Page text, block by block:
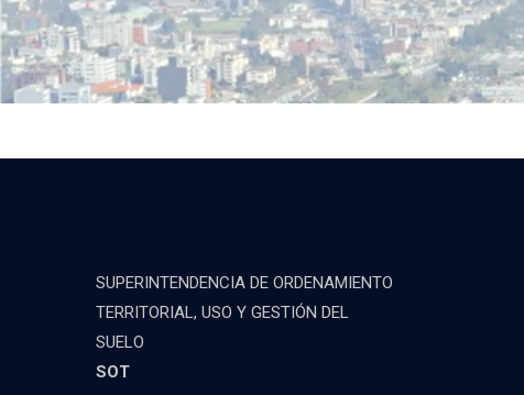
SUPERINTENDENCIA DE ORDENAMIENTO
TERRITORIAL, USO Y GESTIÓN DEL
SUELO
SOT